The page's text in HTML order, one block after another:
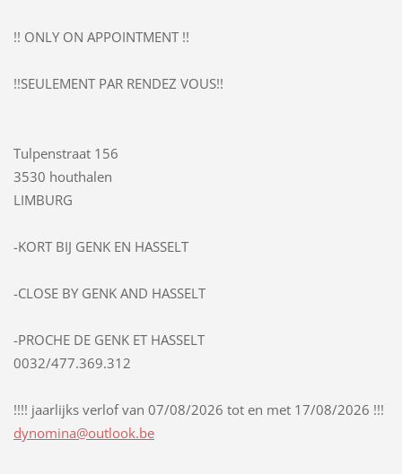
!! ONLY ON APPOINTMENT !!
!!SEULEMENT PAR RENDEZ VOUS!!
Tulpenstraat 156
3530 houthalen
LIMBURG
-KORT BIJ GENK EN HASSELT
-CLOSE BY GENK AND HASSELT
-PROCHE DE GENK ET HASSELT
0032/477.369.312
!!!! jaarlijks verlof van 07/08/2026 tot en met 17/08/2026 !!!
dynomina@outlook.be